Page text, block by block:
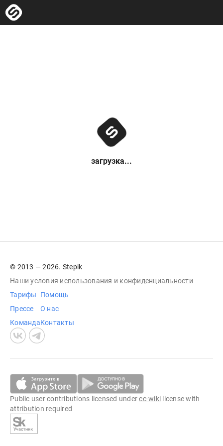
загрузка...
© 2013 — 2026. Stepik
Наши условия использования и конфиденциальности
Тарифы
Прессе
Команда
Помощь
О нас
Контакты
Public user contributions licensed undercc-wiki license with
attribution required